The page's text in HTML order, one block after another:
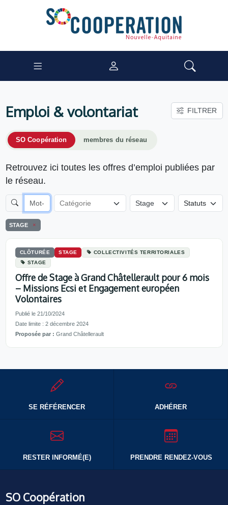
Emploi & volontariat FILTRER
SO Coopération membres du réseau
Retrouvez ici toutes les offres d’emploi publiées par
le réseau.
Stage
STAGE
CLÔTURÉE STAGE
COLLECTIVITÉS TERRITORIALES
STAGE
Offre de Stage à Grand Châtellerault pour 6 mois
– Missions Ecsi et Engagement européen
Volontaires
Publié le 21/10/2024
Date limite : 2 décembre 2024
Proposée par : Grand Châtellerault
SE RÉFÉRENCER ADHÉRER
RESTER INFORMÉ(E) PRENDRE RENDEZ-VOUS
SO Coopération